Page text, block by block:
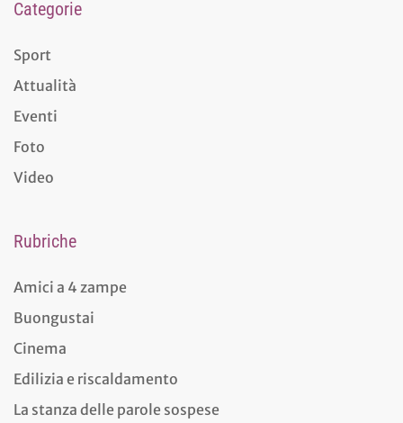
Categorie
Sport
Attualità
Eventi
Foto
Video
Rubriche
Amici a 4 zampe
Buongustai
Cinema
Edilizia e riscaldamento
La stanza delle parole sospese